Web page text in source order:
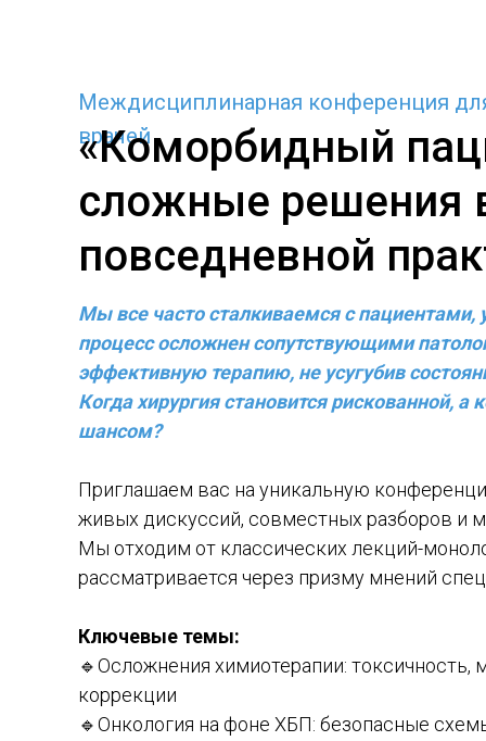
Междисциплинарная конференция
врачей
«Коморбидный
сложные решения
повседневной
Мы все часто сталкиваемся с пациентами,
процесс осложнен сопутствующими
эффективную терапию, не усугубив
Когда хирургия становится рискованной,
шансом?
Приглашаем вас на уникальную
живых дискуссий, совместных разборов и
Мы отходим от классических лекций-
рассматривается через призму мнений
Ключевые темы:
🔹Осложнения химиотерапии:
коррекции
🔹Онкология на фоне ХБП: безопасные